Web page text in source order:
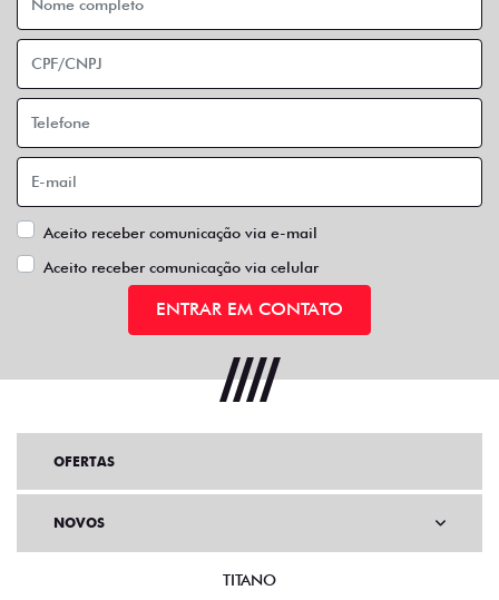
Aceito receber comunicação via e-mail
Aceito receber comunicação via celular
ENTRAR EM CONTATO
OFERTAS
NOVOS
TITANO